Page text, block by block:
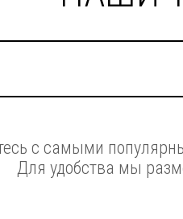
с самыми
Для удобства мы